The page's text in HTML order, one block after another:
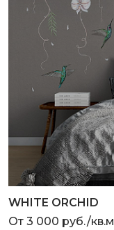
WHITE ORCHID
От 3 000 руб./кв.м